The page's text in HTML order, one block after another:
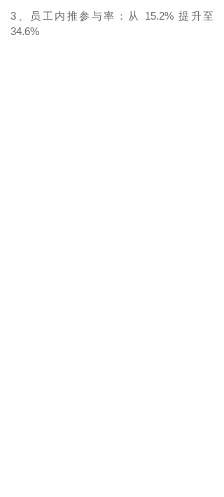
3
员工内推参与率：从
15.2% 提升至
34.6%